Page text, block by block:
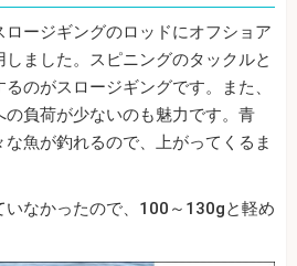
ージギングのロッドにオフショア
ました。スピニングのタックルと
のがスロージギングです。また、
負荷が少ないのも魅力です。青
魚が釣れるので、上がってくるま
いなかったので、100～130gと軽め